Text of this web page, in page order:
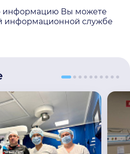
информацию Вы можете
информационной службе